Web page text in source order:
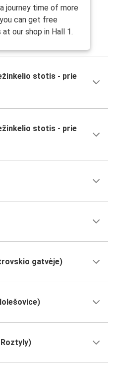
journey time of more
can get free
our shop in Hall 1.
stotis - prie
stotis - prie
gatvėje)